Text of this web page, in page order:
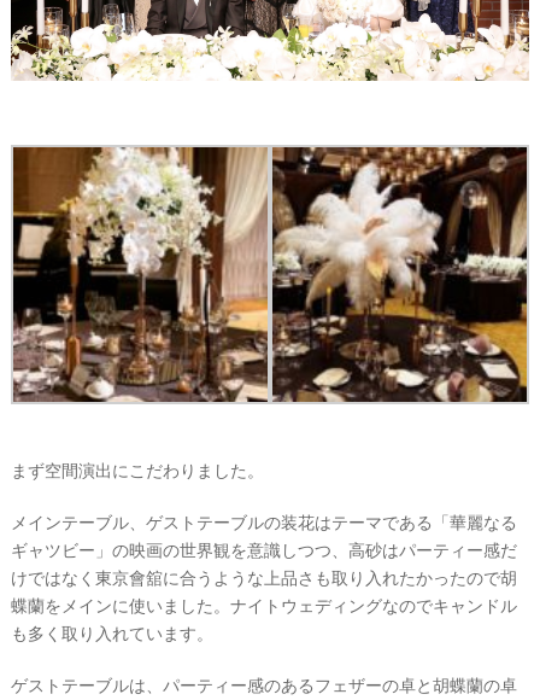
まず空間演出にこだわりました。
メインテーブル、ゲストテーブルの装花はテーマである「華麗なる
ギャツビー」の映画の世界観を意識しつつ、高砂はパーティー感だ
けではなく東京會舘に合うような上品さも取り入れたかったので胡
蝶蘭をメインに使いました。ナイトウェディングなのでキャンドル
も多く取り入れています。
ゲストテーブルは、パーティー感のあるフェザーの卓と胡蝶蘭の卓
#
プ
レ
花
卒
花
ウ
ェ
ル
カ
ム
ス
ペ
ー
ス
ト
沖
縄
ー
ウ
エ
ィ
ン
グ
ア
イ
テ
ム